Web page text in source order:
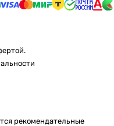
рекомендательные